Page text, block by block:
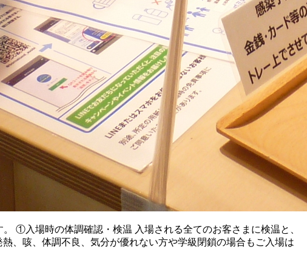
①入場時の体調確認・検温 入場される全てのお客さまに検温と、
、咳、体調不良、気分が優れない方や学級閉鎖の場合もご入場は